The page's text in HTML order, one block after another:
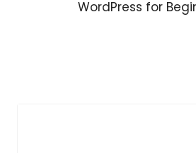
WordPress for